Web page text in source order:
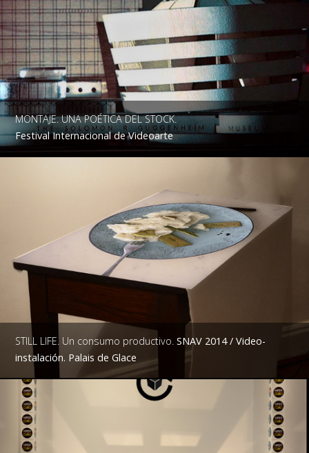
MONTAJE. UNA POÉTICA DEL STOCK.
Festival Internacional de Videoarte
STILL LIFE. Un consumo productivo. SNAV 2014 / Video-
instalación. Palais de Glace